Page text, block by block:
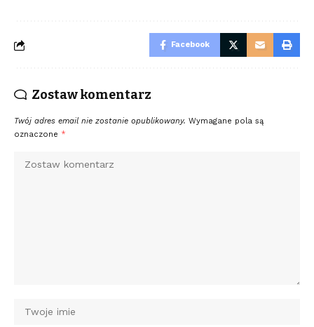
Facebook
Zostaw komentarz
Twój adres email nie zostanie opublikowany. Wymagane pola są
oznaczone *